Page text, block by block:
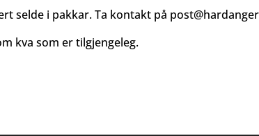
selde i pakkar. Ta kontakt på
kva som er tilgjengeleg.